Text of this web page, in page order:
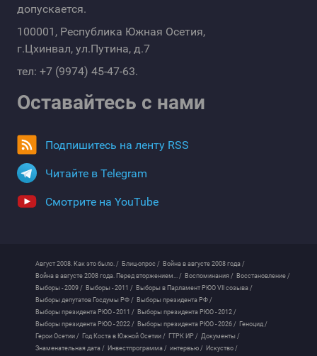
допускается.
100001, Республика Южная Осетия,
г.Цхинвал, ул.Путина, д.7
тел: +7 (9974) 45-47-63.
Оставайтесь с нами
Подпишитесь на ленту RSS
Читайте в Telegram
Смотрите на YouTube
Август 2008. Как это было. / Блиц-опрос / Война в августе 2008 года /
Война в августе 2008 года. Перед вторжением... / Воспоминания / Восстановление /
Выборы - 2009 / Выборы - 2011 / Выборы в Парламент РЮО VII созыва /
Выборы депутатов Госдумы РФ / Выборы президента РФ /
Выборы президента РЮО - 2011 / Выборы президента РЮО - 2012 /
Выборы президента РЮО - 2022 / Выборы президента РЮО - 2026 / Геноцид /
Герои Осетии / Год Коста в Южной Осетии / ГТРК ИР / Документы /
Знаменательная дата / Инвестпрограмма / интервью / Искуство /